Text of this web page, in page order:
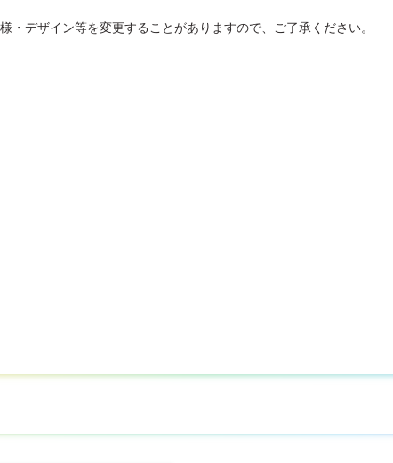
・デザイン等を変更することがありますので、ご了承ください。